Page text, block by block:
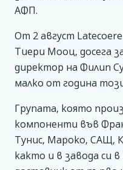
АФП.
От 2 август
Тиери Мооц, досега
директор на Филип
малко от година
Групата, която
компоненти във
Тунис, Мароко, САЩ,
както и в завода си